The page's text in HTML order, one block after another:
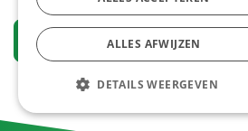
Vraag een account aan
ALLES AFWIJZEN
DETAILS WEERGEVEN